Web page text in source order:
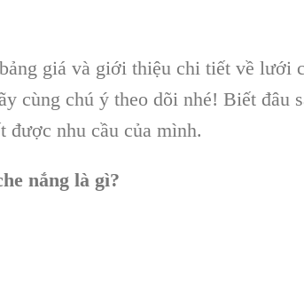
giá và giới thiệu chi tiết về lưới
cùng chú ý theo dõi nhé! Biết đâu
được nhu cầu của mình.
nắng là gì?